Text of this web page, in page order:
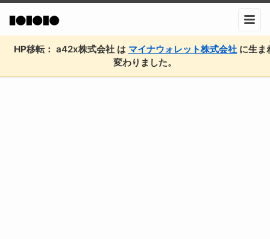
HP移転： a42x株式会社 は マイナウォレット株式会社 に生ま
変わりました。